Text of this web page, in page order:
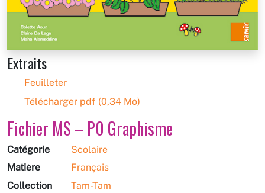
Extraits
Feuilleter
Télécharger pdf (0,34 Mo)
Fichier MS – P0 Graphisme
Catégorie
Scolaire
Matière
Français
Collection
Tam-Tam